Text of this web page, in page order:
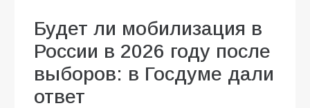
Будет ли мобилизация в
России в 2026 году после
выборов: в Госдуме дали
ответ